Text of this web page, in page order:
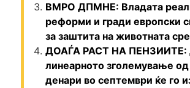
ВМРО ДПМНЕ: Владата
реформи и гради европски
за заштита на животната
ДОАЃА РАСТ НА ПЕНЗИИТЕ:
линеарното зголемување
денари во септември ќе го